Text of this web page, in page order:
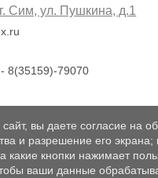
Сим, ул. Пушкина, д.1
8(35159)-79070
вы даете согласие на
и разрешение его
какие кнопки нажимает
ваши данные